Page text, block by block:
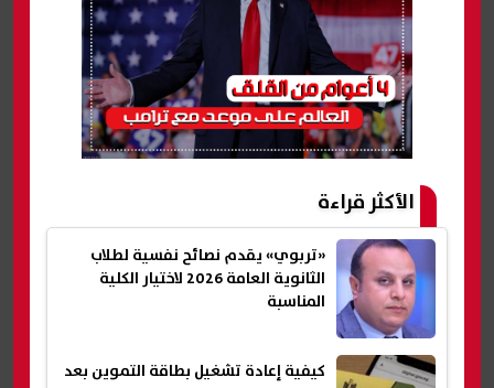
الأكثر قراءة
«تربوي» يقدم نصائح نفسية لطلاب
الثانوية العامة 2026 لاختيار الكلية
المناسبة
كيفية إعادة تشغيل بطاقة التموين بعد